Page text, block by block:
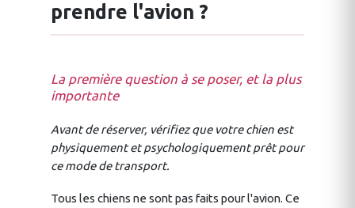
prendre l'avion ?
La première question à se poser, et la plus
importante
Avant de réserver, vérifiez que votre chien est
physiquement et psychologiquement prêt pour
ce mode de transport.
Tous les chiens ne sont pas faits pour l'avion. Ce